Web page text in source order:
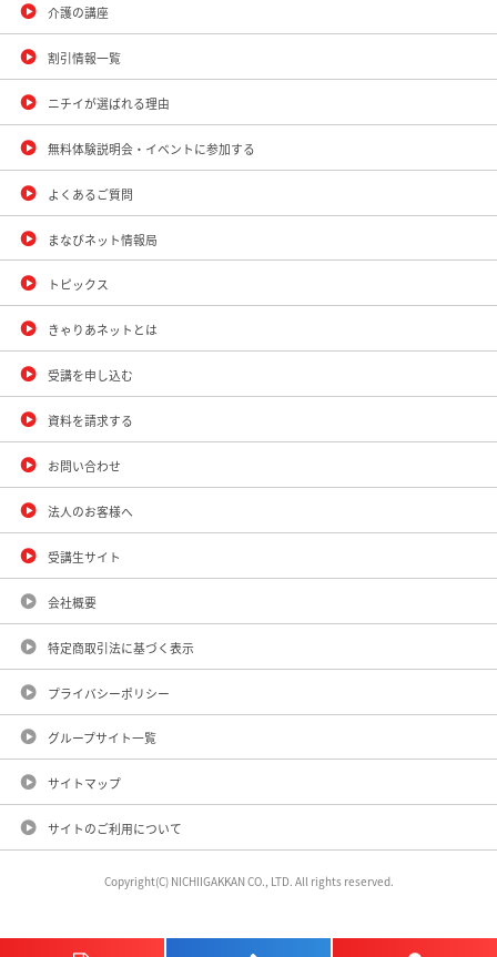
介護の講座
割引情報一覧
ニチイが選ばれる理由
無料体験説明会・イベントに参加する
よくあるご質問
まなびネット情報局
トピックス
きゃりあネットとは
受講を申し込む
資料を請求する
お問い合わせ
法人のお客様へ
受講生サイト
会社概要
特定商取引法に基づく表示
プライバシーポリシー
グループサイト一覧
サイトマップ
サイトのご利用について
Copyright(C) NICHIIGAKKAN CO., LTD. All rights reserved.